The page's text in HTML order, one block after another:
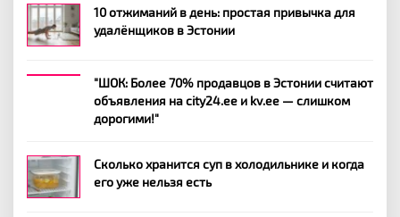
10 отжиманий в день: простая привычка для
удалёнщиков в Эстонии
"ШОК: Более 70% продавцов в Эстонии считают
объявления на city24.ee и kv.ee — слишком
дорогими!"
Сколько хранится суп в холодильнике и когда
его уже нельзя есть